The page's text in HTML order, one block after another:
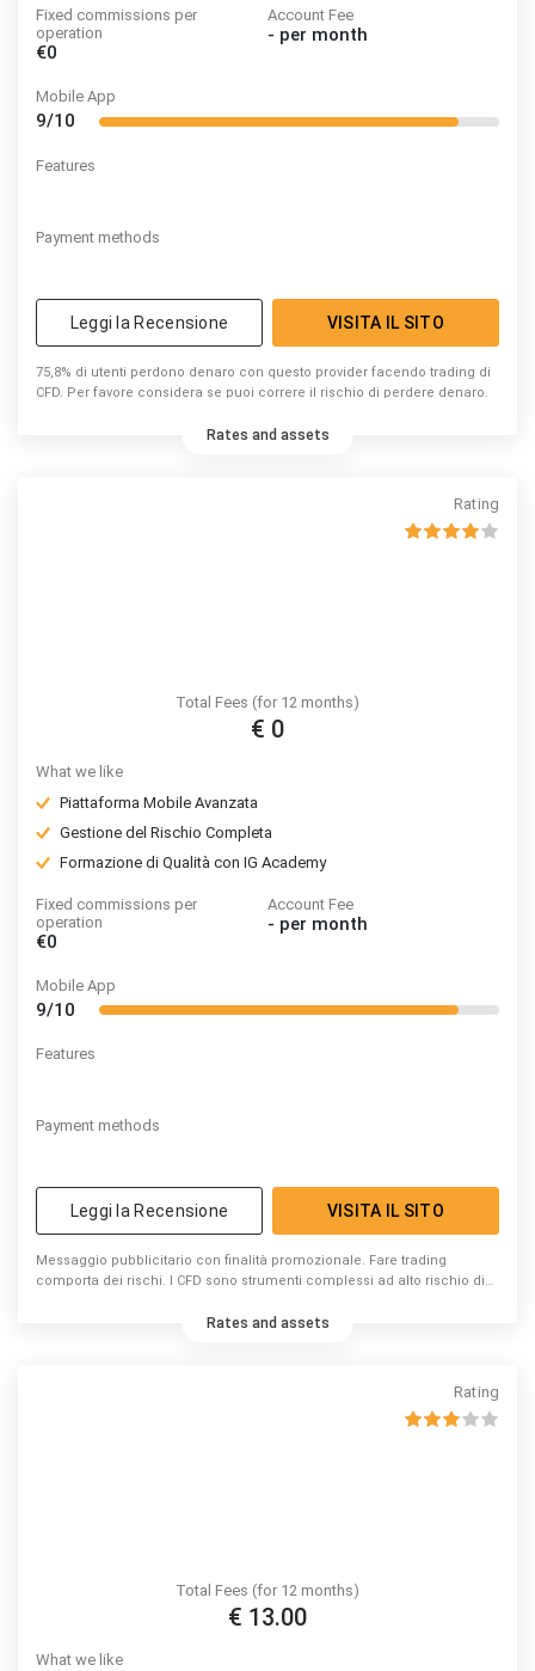
Fixed commissions per
operation
€0
Account Fee
- per month
Mobile App
9/10
Features
Payment methods
Leggi la Recensione VISITA IL SITO
75,8% di utenti perdono denaro con questo provider facendo trading di
CFD. Per favore considera se puoi correre il rischio di perdere denaro.
Rates and assets
Rating
Total Fees (for 12 months)
€ 0
What we like
Piattaforma Mobile Avanzata
Gestione del Rischio Completa
Formazione di Qualità con IG Academy
Fixed commissions per
operation
€0
Account Fee
- per month
Mobile App
9/10
Features
Payment methods
Leggi la Recensione VISITA IL SITO
Messaggio pubblicitario con finalità promozionale. Fare trading
comporta dei rischi. I CFD sono strumenti complessi ad alto rischio di
perdono denaro a causa delle negoziazioni in CFD con questo
Rates and assets
Rating
Total Fees (for 12 months)
€ 13.00
What we like